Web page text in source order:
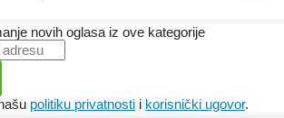
novih oglasa iz ove kategorije
politiku privatnosti i korisnički ugovor.